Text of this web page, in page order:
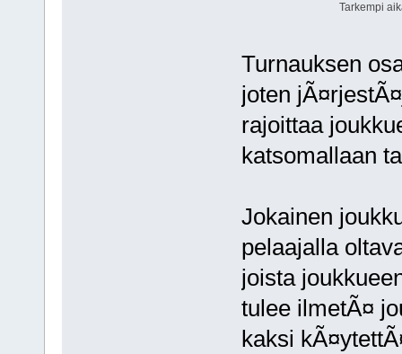
Tarkempi
Turnauksen
joten
rajoittaa
katsomallaan
Jokainen
pelaajalla
joista
tulee ilmetÃ¤
kaksi